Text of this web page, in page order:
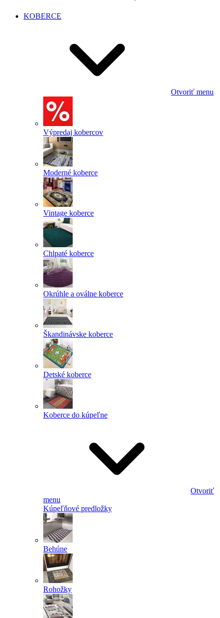
KOBERCE
Otvoriť menu
Výpredaj kobercov
Moderné koberce
Vintage koberce
Chlpaté koberce
Okrúhle a oválne koberce
Škandinávske koberce
Detské koberce
Koberce do kúpeľne
Otvoriť
menu
Kúpeľňové predložky
Behúne
Rohožky